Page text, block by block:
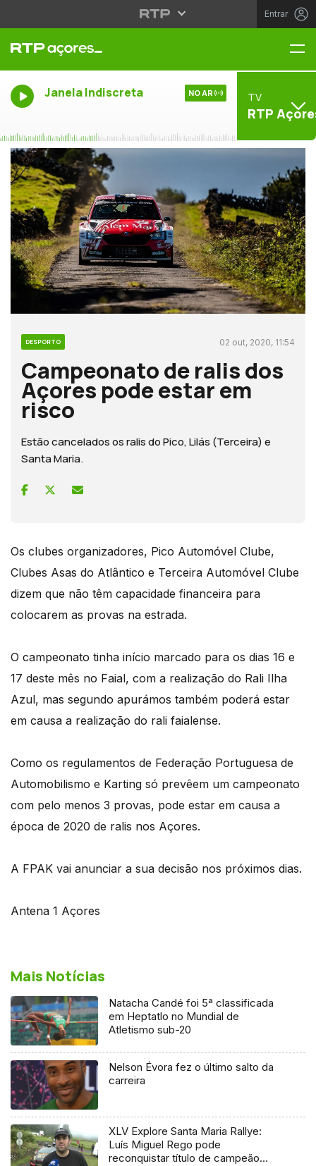
Entrar
Janela Indiscreta NO AR TV
RTP
DESPORTO 02 out, 2020, 11:54
Campeonato de ralis dos
Açores pode estar em
risco
Estão cancelados os ralis do Pico, Lilás (Terceira) e
Santa Maria.
Os clubes organizadores, Pico Automóvel Clube,
Clubes Asas do Atlântico e Terceira Automóvel Clube
dizem que não têm capacidade financeira para
colocarem as provas na estrada.
O campeonato tinha início marcado para os dias 16 e
17 deste mês no Faial, com a realização do Rali Ilha
Azul, mas segundo apurámos também poderá estar
em causa a realização do rali faialense.
Como os regulamentos de Federação Portuguesa de
Automobilismo e Karting só prevêem um campeonato
com pelo menos 3 provas, pode estar em causa a
época de 2020 de ralis nos Açores.
A FPAK vai anunciar a sua decisão nos próximos dias.
Antena 1 Açores
Mais Notícias
Natacha Candé foi 5ª classificada
em Heptatlo no Mundial de
Atletismo sub-20
Nelson Évora fez o último salto da
carreira
XLV Explore Santa Maria Rallye:
Luís Miguel Rego pode
reconquistar título de campeão